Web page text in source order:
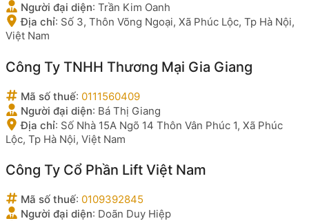
Người đại diện: Trần Kim Oanh
Địa chỉ: Số 3, Thôn Võng Ngoại, Xã Phúc Lộc, Tp Hà Nội,
Việt Nam
Công Ty TNHH Thương Mại Gia Giang
Mã số thuế: 0111560409
Người đại diện: Bá Thị Giang
Địa chỉ: Số Nhà 15A Ngõ 14 Thôn Vân Phúc 1, Xã Phúc
Lộc, Tp Hà Nội, Việt Nam
Công Ty Cổ Phần Lift Việt Nam
Mã số thuế: 0109392845
Người đại diện: Doãn Duy Hiệp